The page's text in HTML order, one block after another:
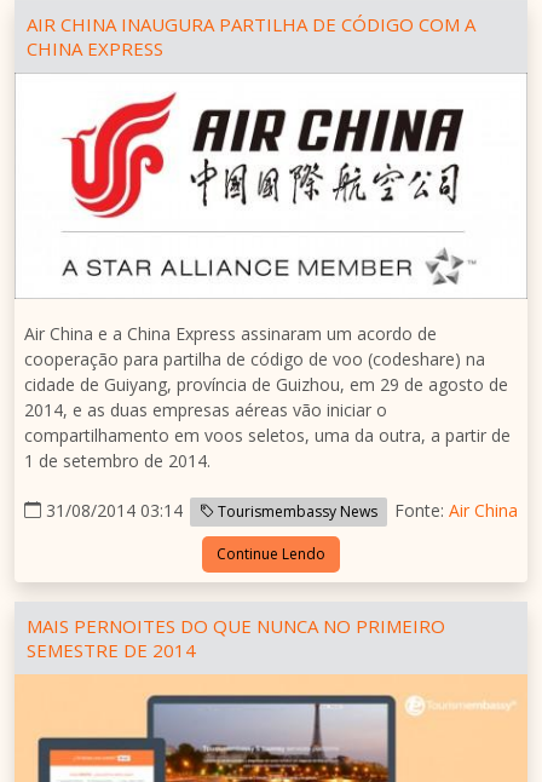
AIR CHINA INAUGURA PARTILHA DE CÓDIGO COM A
CHINA EXPRESS
Air China e a China Express assinaram um acordo de
cooperação para partilha de código de voo (codeshare) na
cidade de Guiyang, província de Guizhou, em 29 de agosto de
2014, e as duas empresas aéreas vão iniciar o
compartilhamento em voos seletos, uma da outra, a partir de
1 de setembro de 2014.
31/08/2014 03:14 Tourismembassy News Fonte: Air China
Continue Lendo
MAIS PERNOITES DO QUE NUNCA NO PRIMEIRO
SEMESTRE DE 2014